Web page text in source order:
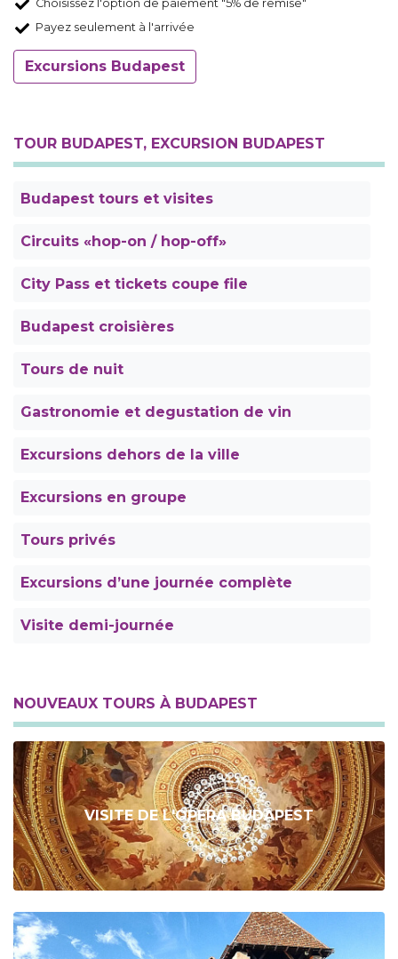
Choisissez l'option de paiement "5% de remise"
Payez seulement à l'arrivée
Excursions Budapest
TOUR BUDAPEST, EXCURSION BUDAPEST
Budapest tours et visites
Circuits «hop-on / hop-off»
City Pass et tickets coupe file
Budapest croisières
Tours de nuit
Gastronomie et degustation de vin
Excursions dehors de la ville
Excursions en groupe
Tours privés
Excursions d’une journée complète
Visite demi-journée
NOUVEAUX TOURS À BUDAPEST
VISITE DE L'OPERA BUDAPEST